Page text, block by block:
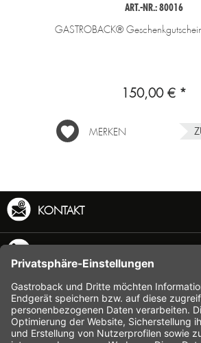
ART.-NR.: 80016
GASTROBACK®
150,00 € *
MERKEN
KONTAKT
INFORMATION
SHOP SERVICE